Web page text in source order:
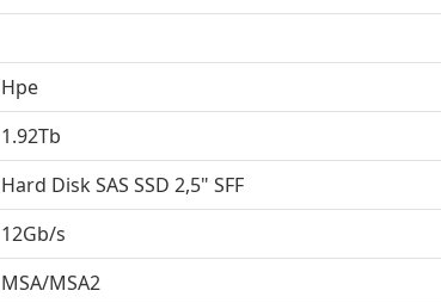
Hpe
1.92Tb
Hard Disk SAS SSD 2,5" SFF
12Gb/s
MSA/MSA2